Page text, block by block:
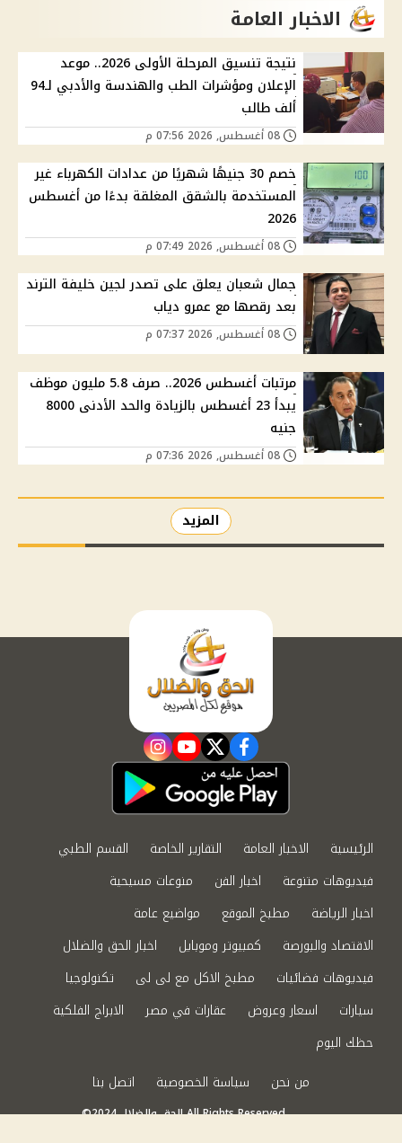
الاخبار العامة
نتيجة تنسيق المرحلة الأولى 2026.. موعد
الإعلان ومؤشرات الطب والهندسة والأدبي لـ94
ألف طالب
خصم 30 جنيهًا شهريًا من عدادات الكهرباء غير
المستخدمة بالشقق المغلقة بدءًا من أغسطس
2026
جمال شعبان يعلق على تصدر لجين خليفة الترند
بعد رقصها مع عمرو دياب
مرتبات أغسطس 2026.. صرف 5.8 مليون موظف
يبدأ 23 أغسطس بالزيادة والحد الأدنى 8000
جنيه
المزيد
facebook
twitter
youtube
instagram
الرئيسية الاخبار العامة التقارير الخاصة
القسم الطبي
فيديوهات متنوعة
اخبار الفن
منوعات مسيحية
اخبار الرياضة
مطبخ الموقع
مواضيع عامة
الاقتصاد والبورصة
كمبيوتر وموبايل
اخبار الحق والضلال
فيديوهات فضائيات
مطبخ الاكل مع لى لى
تكنولوجيا
سيارات
اسعار وعروض عقارات في مصر
الابراج الفلكية
حظك اليوم
من نحن
سياسة الخصوصية اتصل بنا
©2024 الحق والضلال All Rights Reserved.